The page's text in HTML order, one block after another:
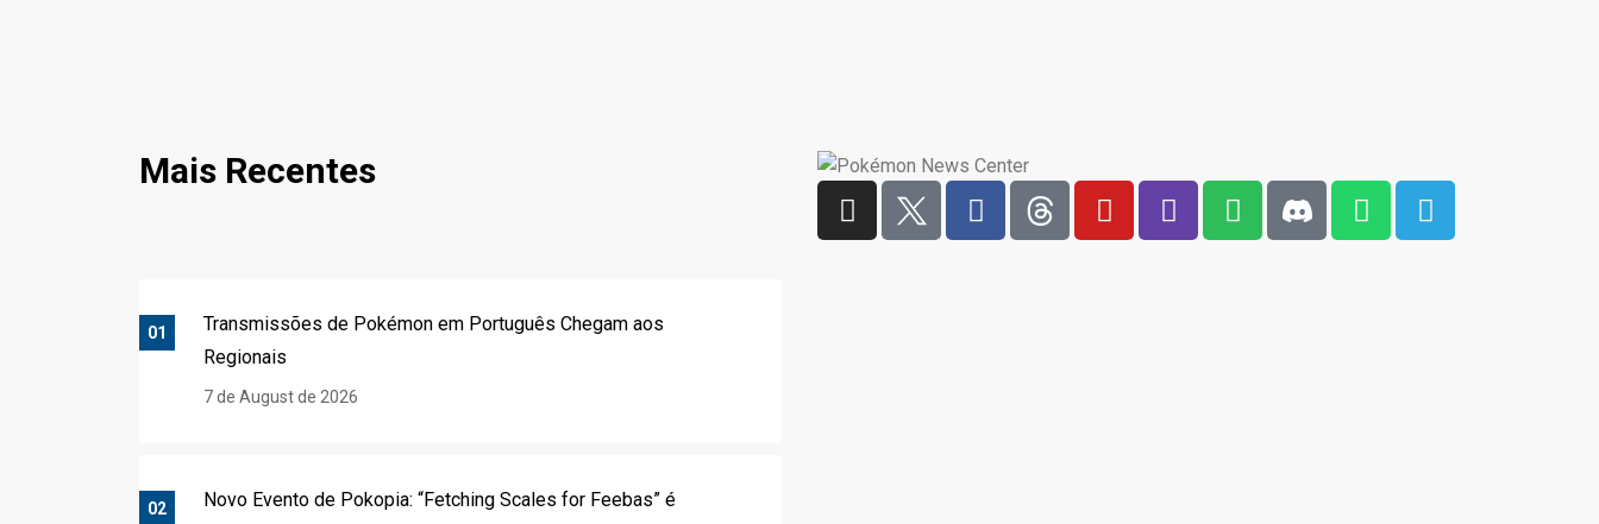
Mais Recentes
01
Transmissões de Pokémon em Português Chegam aos
Regionais
7 de August de 2026
02
Novo Evento de Pokopia: “Fetching Scales for Feebas” é